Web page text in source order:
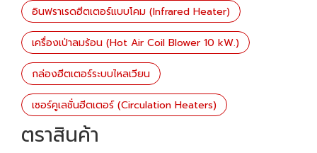
อินฟราเรดฮีตเตอร์แบบโคม (Infrared Heater)
เครื่องเป่าลมร้อน (Hot Air Coil Blower 10 kW.)
กล่องฮีตเตอร์ระบบไหลเวียน
เซอร์คูเลชั่นฮีตเตอร์ (Circulation Heaters)
ตราสินค้า